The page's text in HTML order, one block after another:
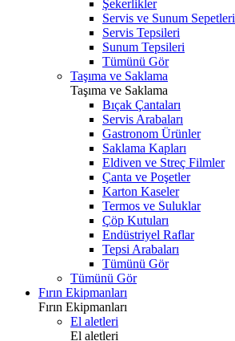
Şekerlikler
Servis ve Sunum Sepetleri
Servis Tepsileri
Sunum Tepsileri
Tümünü Gör
Taşıma ve Saklama
Taşıma ve Saklama
Bıçak Çantaları
Servis Arabaları
Gastronom Ürünler
Saklama Kapları
Eldiven ve Streç Filmler
Çanta ve Poşetler
Karton Kaseler
Termos ve Suluklar
Çöp Kutuları
Endüstriyel Raflar
Tepsi Arabaları
Tümünü Gör
Tümünü Gör
Fırın Ekipmanları
Fırın Ekipmanları
El aletleri
El aletleri